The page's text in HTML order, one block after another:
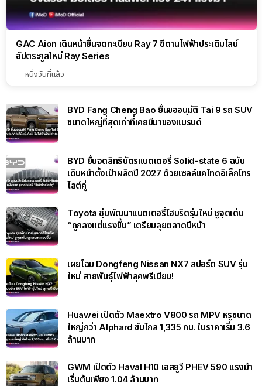
GAC Aion เดินหน้ายื่นจดทะเบียน Ray 7 ซีดานไฟฟ้าประเดิมไลน์
อัปตระกูลใหม่ Ray Series
หนึ่งวันที่แล้ว
BYD Fang Cheng Bao ยื่นขออนุมัติ Tai 9 รถ SUV
ขนาดใหญ่ที่สุดเท่าที่เคยมีมาของแบรนด์
BYD ยื่นจดสิทธิบัตรแบตเตอรี่ Solid-state 6 ฉบับ
เดินหน้าตั้งเป้าผลิตปี 2027 ด้วยเซลล์แคโทดอิเล็กโทร
ไลต์คู่
Toyota ซุ่มพัฒนาแบตเตอรี่ไฮบริดรุ่นใหม่ ชูจุดเด่น
“ถูกลงแต่แรงขึ้น” เตรียมลุยตลาดปีหน้า
เผยโฉม Dongfeng Nissan NX7 สปอร์ต SUV รุ่น
ใหม่ สายพันธุ์ไฟฟ้าลุคพรีเมียม!
Huawei เปิดตัว Maextro V800 รถ MPV หรูขนาด
ใหญ่กว่า Alphard ขับไกล 1,335 กม. ในราคาเริ่ม 3.6
ล้านบาท
GWM เปิดตัว Haval H10 เอสยูวี PHEV 590 แรงม้า
เริ่มต้นเพียง 1.04 ล้านบาท